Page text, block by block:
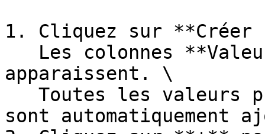
1. Cliquez sur **Créer
apparaissent. \
sont automatiquement